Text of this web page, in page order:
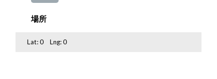
場所
Lat:0 Lng:0